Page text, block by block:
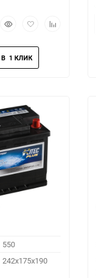
БыстрыйДобавить
избранное
Добавить
550
242x175x190